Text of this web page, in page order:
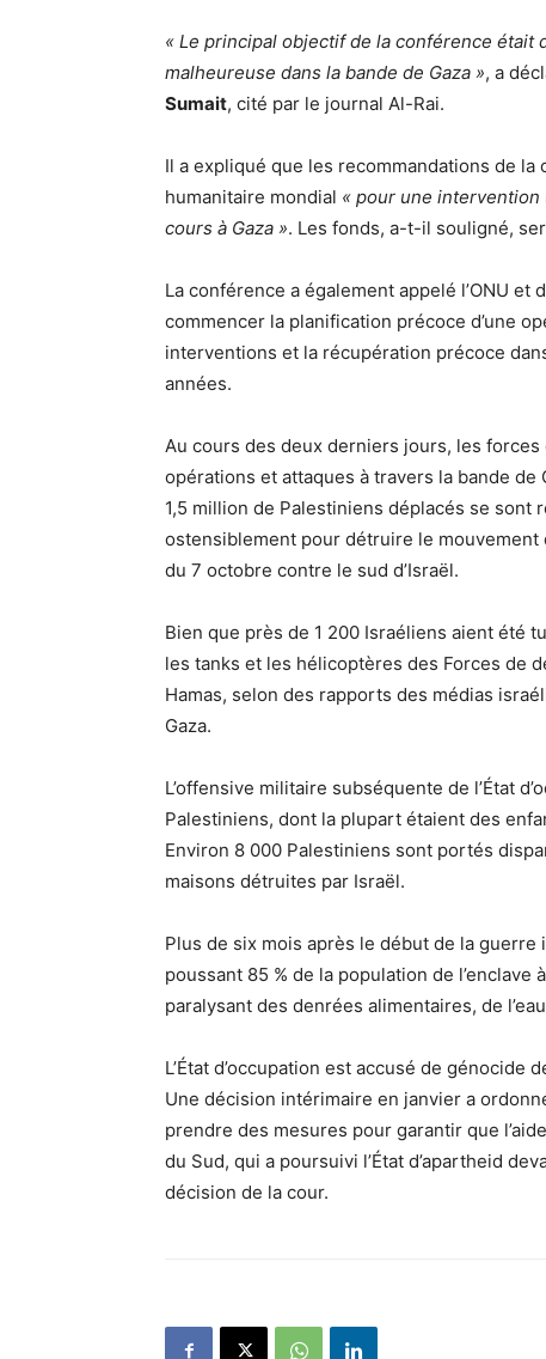
« Le principal objectif de la conférence
malheureuse dans la bande de Gaza », a
Sumait, cité par le journal Al-Rai.
Il a expliqué que les recommandations de
humanitaire mondial « pour une intervention
cours à Gaza ». Les fonds, a-t-il souligné,
La conférence a également appelé l’ONU et
commencer la planification précoce d’une
interventions et la récupération précoce
années.
Au cours des deux derniers jours, les
opérations et attaques à travers la bande
1,5 million de Palestiniens déplacés se
ostensiblement pour détruire le mouvement
du 7 octobre contre le sud d’Israël.
Bien que près de 1 200 Israéliens aient été
les tanks et les hélicoptères des Forces de
Hamas, selon des rapports des médias
Gaza.
L’offensive militaire subséquente de l’État
Palestiniens, dont la plupart étaient des
Environ 8 000 Palestiniens sont portés
maisons détruites par Israël.
Plus de six mois après le début de la
poussant 85 % de la population de
paralysant des denrées alimentaires, de
L’État d’occupation est accusé de
Une décision intérimaire en janvier a
prendre des mesures pour garantir que
du Sud, qui a poursuivi l’État d’apartheid
décision de la cour.